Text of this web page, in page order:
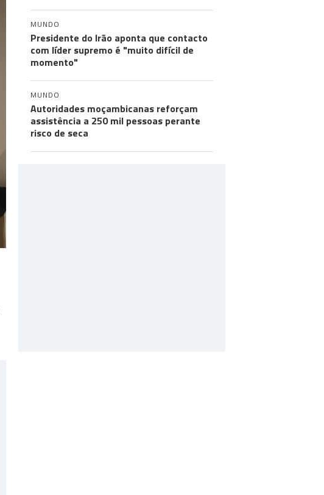
MUNDO
Presidente do Irão aponta que contacto
com líder supremo é "muito difícil de
momento"
MUNDO
Autoridades moçambicanas reforçam
assistência a 250 mil pessoas perante
risco de seca